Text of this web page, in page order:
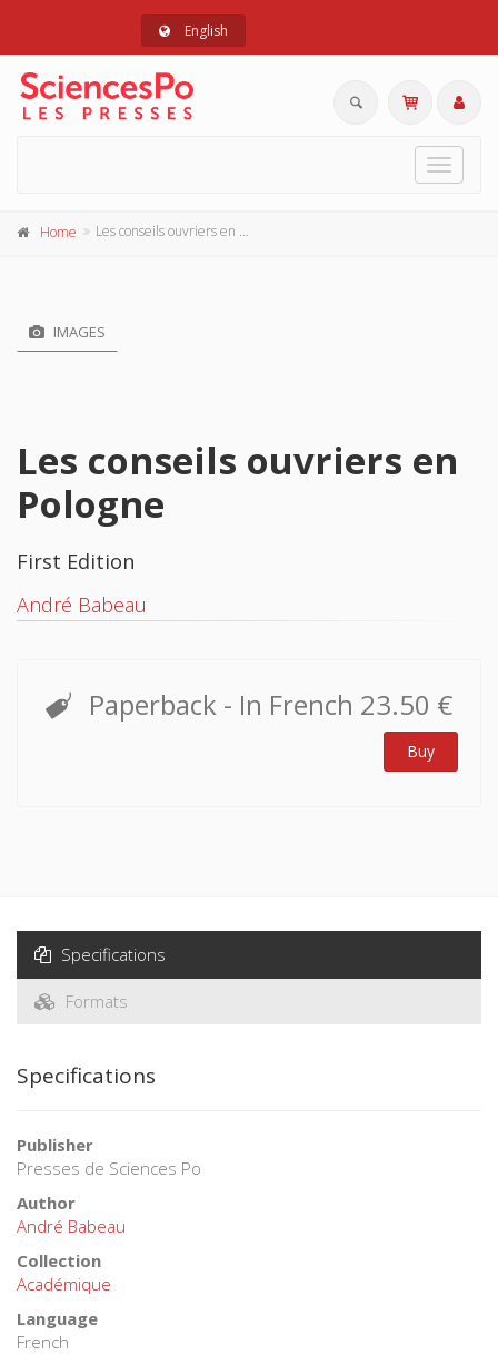
English
Toggle
Home Les conseils ouvriers en Pologne
IMAGES
Les conseils ouvriers en
Pologne
First Edition
André Babeau
Paperback - In French 23.50 €
Buy
Specifications
Formats
Specifications
Publisher
Presses de Sciences Po
Author
André Babeau
Collection
Académique
Language
French